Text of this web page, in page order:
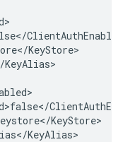
KeyStore>
KeyAlias>
KeyStore>
KeyAlias>